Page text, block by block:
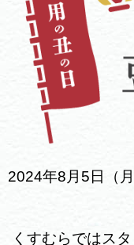
2024年8月5日（
くすむらではス